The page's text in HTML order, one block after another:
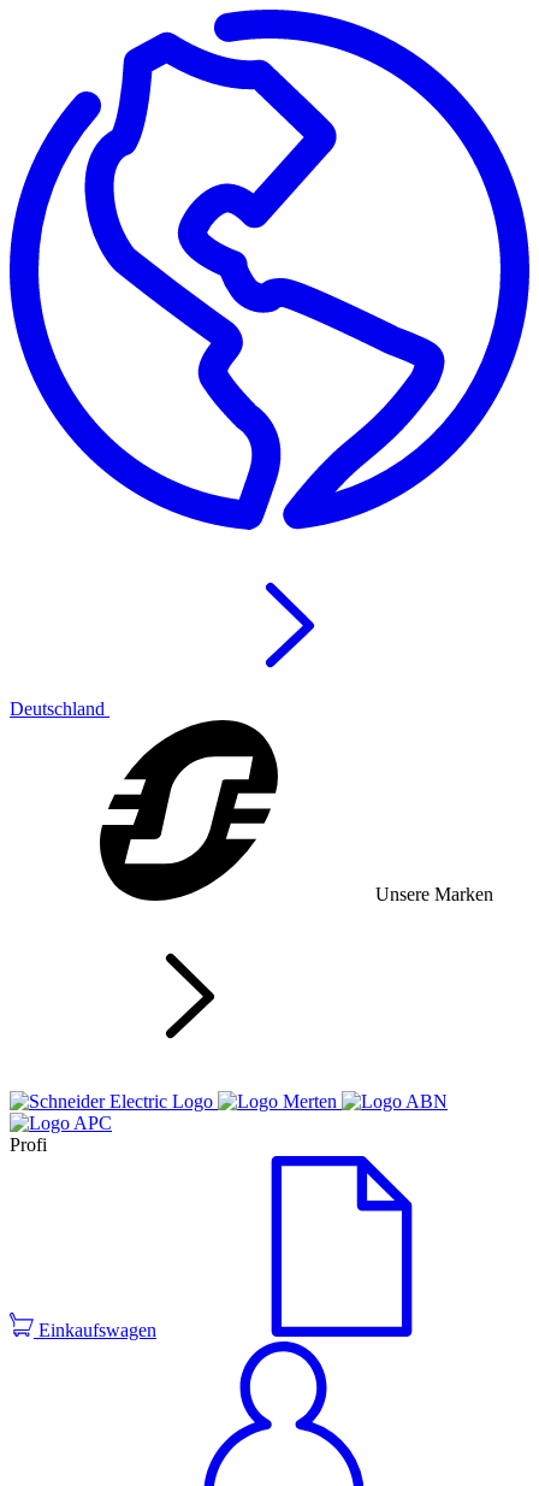
Deutschland
Unsere Marken
Profi
Einkaufswagen